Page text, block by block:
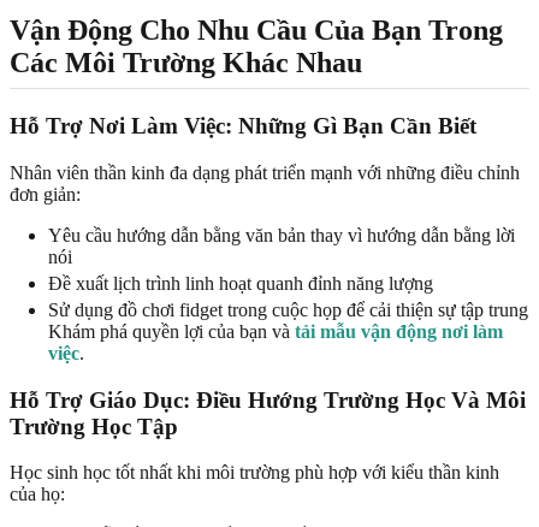
Vận Động Cho Nhu Cầu Của Bạn Trong
Các Môi Trường Khác Nhau
Hỗ Trợ Nơi Làm Việc: Những Gì Bạn Cần Biết
Nhân viên thần kinh đa dạng phát triển mạnh với những điều chỉnh
đơn giản:
Yêu cầu hướng dẫn bằng văn bản thay vì hướng dẫn bằng lời
nói
Đề xuất lịch trình linh hoạt quanh đỉnh năng lượng
Sử dụng đồ chơi fidget trong cuộc họp để cải thiện sự tập trung
Khám phá quyền lợi của bạn và tải mẫu vận động nơi làm
việc.
Hỗ Trợ Giáo Dục: Điều Hướng Trường Học Và Môi
Trường Học Tập
Học sinh học tốt nhất khi môi trường phù hợp với kiểu thần kinh
của họ: